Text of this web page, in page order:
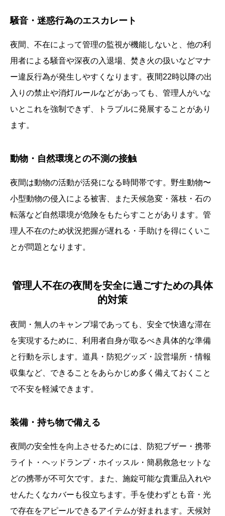
騒音・迷惑行為のエスカレート
夜間、不在によって管理の監視が機能しないと、他の利
用者による騒音や深夜の入退場、焚き火の扱いなどマナ
ー違反行為が発生しやすくなります。夜間22時以降の出
入りの禁止や消灯ルールなどがあっても、管理人がいな
いとこれを強制できず、トラブルに発展することがあり
ます。
動物・自然環境との不測の接触
夜間は動物の活動が活発になる時間帯です。野生動物〜
小型動物の侵入による被害、また天候急変・落枝・石の
転落など自然環境が危険をもたらすことがあります。管
理人不在のため状況把握が遅れる・手助けを得にくいこ
とが問題となります。
管理人不在の夜間を安全に過ごすための具体
的対策
夜間・無人のキャンプ場であっても、安全で快適な滞在
を実現するために、利用者自身が取るべき具体的な準備
と行動を示します。道具・防犯グッズ・設営場所・情報
収集など、できることをあらかじめ多く備えておくこと
で不安を軽減できます。
装備・持ち物で備える
夜間の安全性を向上させるためには、防犯ブザー・携帯
ライト・ヘッドランプ・ホイッスル・簡易救急セットな
どの携帯が不可欠です。また、施錠可能な貴重品入れや
せんたくなカバーも役立ちます。手を使わずとも音・光
で存在をアピールできるアイテムが好まれます。天候対